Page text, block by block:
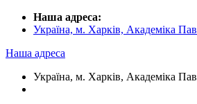
Наша адреса:
Україна, м. Харків, Академіка
Наша адреса
Україна, м. Харків, Академіка